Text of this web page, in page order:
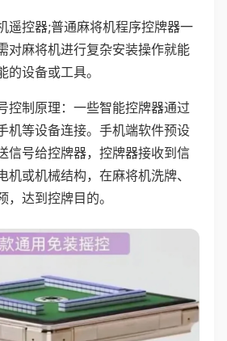
遥控器;普通麻将机程序控牌器一
对麻将机进行复杂安装操作就能
的设备或工具。
控制原理：一些智能控牌器通过
机等设备连接。手机端软件预设
信号给控牌器，控牌器接收到信
机或机械结构，在麻将机洗牌、
达到控牌目的。